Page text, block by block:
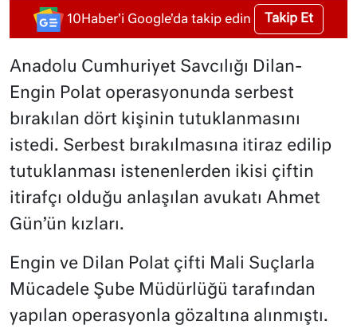
10Haber'i Google'da takip edin Takip Et
Anadolu Cumhuriyet Savcılığı Dilan-
Engin Polat operasyonunda serbest
bırakılan dört kişinin tutuklanmasını
istedi. Serbest bırakılmasına itiraz edilip
tutuklanması istenenlerden ikisi çiftin
itirafçı olduğu anlaşılan avukatı Ahmet
Gün’ün kızları.
Engin ve Dilan Polat çifti Mali Suçlarla
Mücadele Şube Müdürlüğü tarafından
yapılan operasyonla gözaltına alınmıştı.